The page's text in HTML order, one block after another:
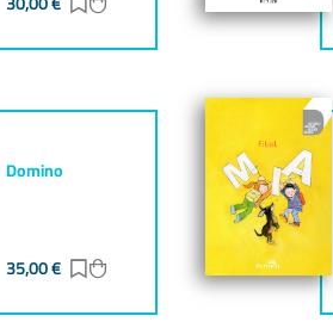
Domino
35,00€ Zur Merkliste hinzufügen
Zum Warenkorb hinzufügen